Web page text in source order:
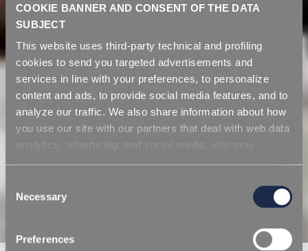
COOKIE BANNER AND CONSENT OF THE DATA
SUBJECT
This website uses third-party technical and profiling
cookies to send you targeted advertisements and
services in line with your preferences, to personalize
content and ads, to provide social media features, and to
analyze our traffic. We also share information about how
you use our site with our partners that deal with web data
services. Simply closing the banner does not signify your
acceptance of cookies and other technologies. Please,
. Consent can be expressed by
clicking "Accept all cookies" or by selecting the different
Selection
Necessary
Preferences